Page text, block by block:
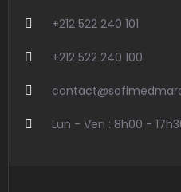
+212 522 240 101
+212 522 240 100
Lun - Ven : 8h00 -